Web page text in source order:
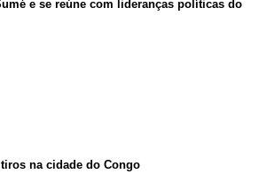
e se reúne com lideranças políticas do
na cidade do Congo